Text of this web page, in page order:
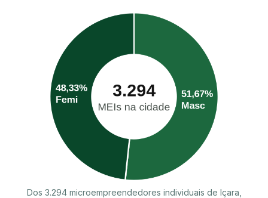
Dos 3.294 microempreendedores individuais de Içara,